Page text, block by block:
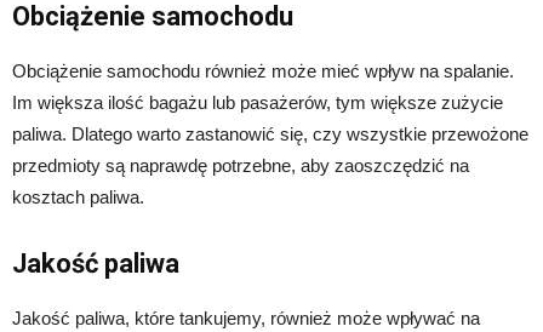
Obciążenie samochodu
Obciążenie samochodu również może mieć wpływ na spalanie.
Im większa ilość bagażu lub pasażerów, tym większe zużycie
paliwa. Dlatego warto zastanowić się, czy wszystkie przewożone
przedmioty są naprawdę potrzebne, aby zaoszczędzić na
kosztach paliwa.
Jakość paliwa
Jakość paliwa, które tankujemy, również może wpływać na